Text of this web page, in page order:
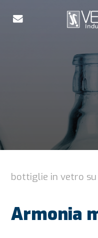
bottiglie in vetro
Armonia